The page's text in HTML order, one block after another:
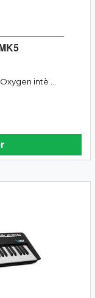
intè ...